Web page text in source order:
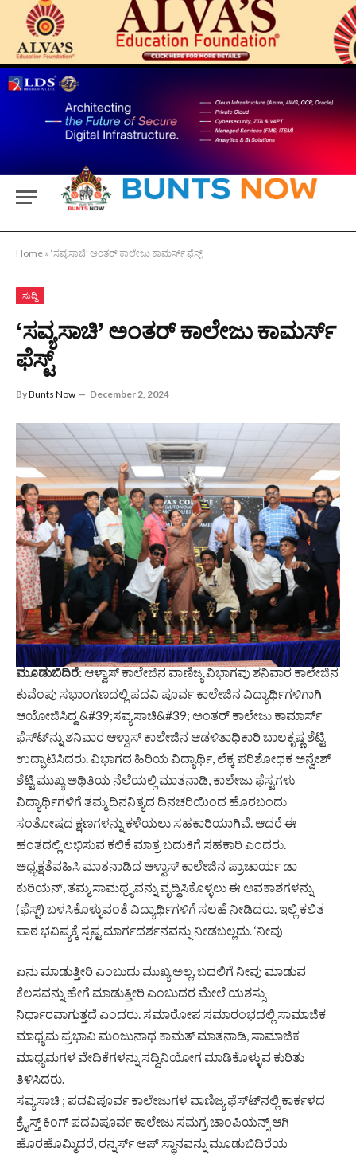
Home » ‘ಸವ್ಯಸಾಚಿ’ ಅಂತರ್ ಕಾಲೇಜು ಕಾಮರ್ಸ್ ಫೆಸ್ಟ್
ಸುದ್ದಿ
‘ಸವ್ಯಸಾಚಿ’ ಅಂತರ್ ಕಾಲೇಜು ಕಾಮರ್ಸ್
ಫೆಸ್ಟ್
ByBunts Now December 2, 2024
ಮೂಡುಬಿದಿರೆ:ಆಳ್ವಾಸ್ ಕಾಲೇಜಿನ ವಾಣಿಜ್ಯ ವಿಭಾಗವು ಶನಿವಾರ ಕಾಲೇಜಿನ
ಕುವೆಂಪು ಸಭಾಂಗಣದಲ್ಲಿ ಪದವಿ ಪೂರ್ವ ಕಾಲೇಜಿನ ವಿದ್ಯಾರ್ಥಿಗಳಿಗಾಗಿ
ಆಯೋಜಿಸಿದ್ದ &#39;ಸವ್ಯಸಾಚಿ&#39; ಅಂತರ್ ಕಾಲೇಜು ಕಾಮಾರ್ಸ್
ಫೆಸ್ಟ್‍ನ್ನು ಶನಿವಾರ ಆಳ್ವಾಸ್ ಕಾಲೇಜಿನ ಆಡಳಿತಾಧಿಕಾರಿ ಬಾಲಕೃಷ್ಣ ಶೆಟ್ಟಿ
ಉದ್ಘಾಟಿಸಿದರು. ವಿಭಾಗದ ಹಿರಿಯ ವಿದ್ಯಾರ್ಥಿ, ಲೆಕ್ಕ ಪರಿಶೋಧಕ ಅನ್ವೇಶ್
ಶೆಟ್ಟಿ ಮುಖ್ಯ ಅಥಿತಿಯ ನೆಲೆಯಲ್ಲಿ ಮಾತನಾಡಿ, ಕಾಲೇಜು ಫೆಸ್ಟಗಳು
ವಿದ್ಯಾರ್ಥಿಗಳಿಗೆ ತಮ್ಮ ದಿನನಿತ್ಯದ ದಿನಚರಿಯಿಂದ ಹೊರಬಂದು
ಸಂತೋಷದ ಕ್ಷಣಗಳನ್ನು ಕಳೆಯಲು ಸಹಕಾರಿಯಾಗಿವೆ. ಆದರೆ ಈ
ಹಂತದಲ್ಲಿ ಲಭಿಸುವ ಕಲಿಕೆ ಮಾತ್ರ ಬದುಕಿಗೆ ಸಹಕಾರಿ ಎಂದರು.
ಅಧ್ಯಕ್ಷತೆವಹಿಸಿ ಮಾತನಾಡಿದ ಆಳ್ವಾಸ್ ಕಾಲೇಜಿನ ಪ್ರಾಚಾರ್ಯ ಡಾ
ಕುರಿಯನ್, ತಮ್ಮ ಸಾಮಥ್ರ್ಯವನ್ನು ವೃದ್ಧಿಸಿಕೊಳ್ಳಲು ಈ ಅವಕಾಶಗಳನ್ನು
(ಫೆಸ್ಟ್) ಬಳಸಿಕೊಳ್ಳುವಂತೆ ವಿದ್ಯಾರ್ಥಿಗಳಿಗೆ ಸಲಹೆ ನೀಡಿದರು. ಇಲ್ಲಿ ಕಲಿತ
ಪಾಠ ಭವಿಷ್ಯಕ್ಕೆ ಸ್ಪಷ್ಟ ಮಾರ್ಗದರ್ಶನವನ್ನು ನೀಡಬಲ್ಲದು. ‘ನೀವು
ಏನು ಮಾಡುತ್ತೀರಿ ಎಂಬುದು ಮುಖ್ಯ ಅಲ್ಲ, ಬದಲಿಗೆ ನೀವು ಮಾಡುವ
ಕೆಲಸವನ್ನು ಹೇಗೆ ಮಾಡುತ್ತೀರಿ ಎಂಬುದರ ಮೇಲೆ ಯಶಸ್ಸು
ನಿರ್ಧಾರವಾಗುತ್ತದೆ ಎಂದರು. ಸಮಾರೋಪ ಸಮಾರಂಭದಲ್ಲಿ ಸಾಮಾಜಿಕ
ಮಾಧ್ಯಮ ಪ್ರಭಾವಿ ಮಂಜುನಾಥ ಕಾಮತ್ ಮಾತನಾಡಿ, ಸಾಮಾಜಿಕ
ಮಾಧ್ಯಮಗಳ ವೇದಿಕೆಗಳನ್ನು ಸದ್ವಿನಿಯೋಗ ಮಾಡಿಕೊಳ್ಳುವ ಕುರಿತು
ತಿಳಿಸಿದರು.
ಸವ್ಯಸಾಚಿ ; ಪದವಿಪೂರ್ವ ಕಾಲೇಜುಗಳ ವಾಣಿಜ್ಯ ಫೆಸ್ಟ್‍ನಲ್ಲಿ ಕಾರ್ಕಳದ
ಕ್ರೈಸ್ತ್ ಕಿಂಗ್ ಪದವಿಪೂರ್ವ ಕಾಲೇಜು ಸಮಗ್ರ ಚಾಂಪಿಯನ್ಸ್ ಆಗಿ
ಹೊರಹೊಮ್ಮಿದರೆ, ರನ್ನರ್ಸ್ ಆಪ್ ಸ್ಥಾನವನ್ನು ಮೂಡುಬಿದಿರೆಯ